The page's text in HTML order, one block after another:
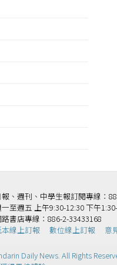
報、週刊、中學生報訂閱專線：
至週五 上午9:30-12:30 下午
路書店專線：886-2-33433168
線上訂報
數位線上訂報 意
Daily News. All Rights